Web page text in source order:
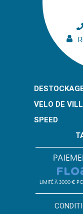
VELO DE
SPEED
LIMITÉ À 3000 €